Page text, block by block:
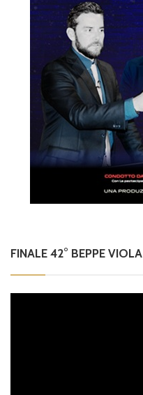
FINALE 42° BEPPE VIOLA